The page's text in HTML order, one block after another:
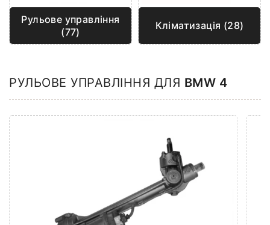
Рульове управління
(77)
Кліматизація (28)
РУЛЬОВЕ УПРАВЛІННЯ ДЛЯ BMW 4